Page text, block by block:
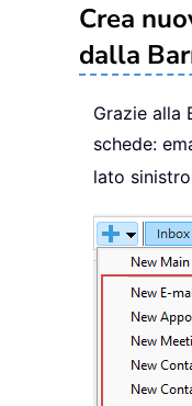
Crea
dalla
Grazie alla
schede:
lato